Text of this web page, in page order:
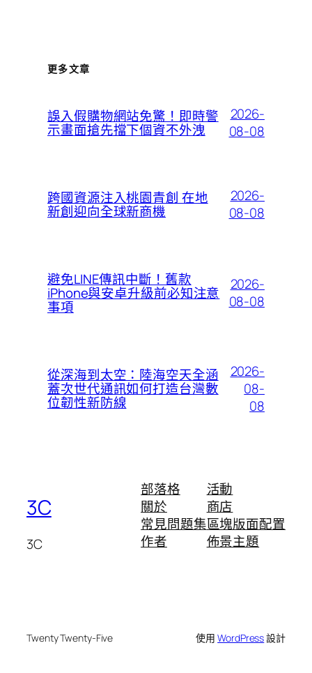
更多文章
誤入假購物網站免驚！即時警
示畫面搶先擋下個資不外洩
2026-
08-08
跨國資源注入桃園青創 在地
新創迎向全球新商機
2026-
08-08
避免LINE傳訊中斷！舊款
iPhone與安卓升級前必知注意
事項
2026-
08-08
從深海到太空：陸海空天全涵
蓋次世代通訊如何打造台灣數
位韌性新防線
2026-
08-
08
3C
3C
部落格
關於
常見問題集
作者
活動
商店
區塊版面配置
佈景主題
Twenty Twenty-Five 使用WordPress設計